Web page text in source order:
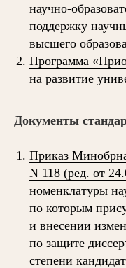
научно-
поддержку
высшего
Программа
на развитие
Документы
Приказ
N 118 (ред. от
номенклатуры
по которым
и внесении
по защите
степени